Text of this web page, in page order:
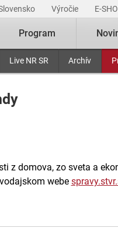
Výročie E-
Live NR SR Archív
Program
z domova, zo sveta a
webe